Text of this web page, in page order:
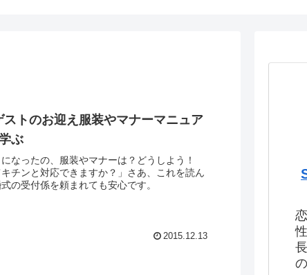
トのお迎え服装やマナーマニュア
ぶ
なったの、服装やマナーは？どうしよう！
キチンと対応できますか？」さあ、これを読ん
の受付係を頼まれても安心です。
2015.12.13